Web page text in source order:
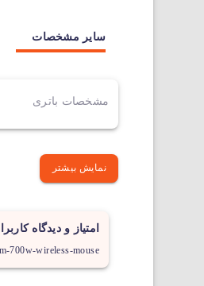
سایر مشخصات
مشخصات باتری
نمایش بیشتر
امتیاز و دیدگاه
700w-wireless-mouse